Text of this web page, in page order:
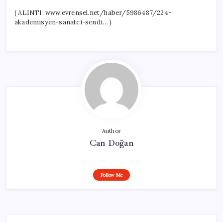
( ALINTI: www.evrensel.net/haber/5986487/224-
akademisyen-sanatci-sendi… )
Author
Can Doğan
Follow Me